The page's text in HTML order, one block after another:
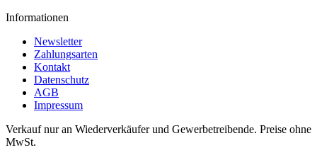
Informationen
Newsletter
Zahlungsarten
Kontakt
Datenschutz
AGB
Impressum
Verkauf nur an Wiederverkäufer und Gewerbetreibende. Preise ohne
MwSt.